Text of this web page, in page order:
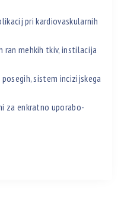
pri kardiovaskularnih
mehkih tkiv, instilacija
sistem incizijskega
za enkratno uporabo-